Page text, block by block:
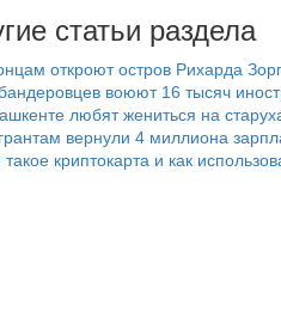
статьи раздела
откроют остров Рихарда
воюют 16 тысяч
любят жениться на
вернули 4 миллиона
такое криптокарта и как